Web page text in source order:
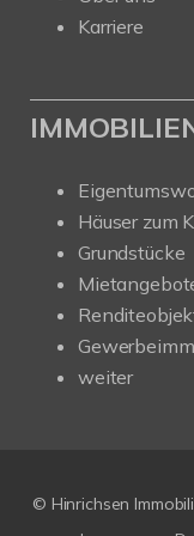
Karriere
Häuser zum
Grundstücke
weiter
© Hinrichsen